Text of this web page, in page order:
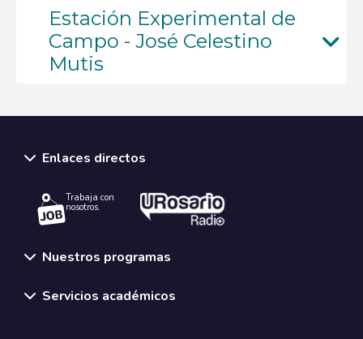
Estación Experimental de
Campo - José Celestino
Mutis
Enlaces directos
Trabaja con
nosotros.
Nuestros programas
Servicios académicos